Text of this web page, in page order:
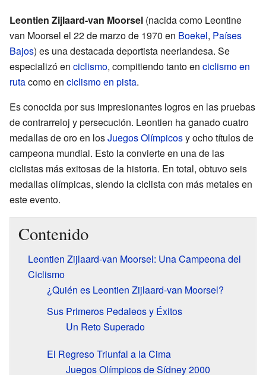
Leontien Zijlaard-van Moorsel (nacida como Leontine
van Moorsel el 22 de marzo de 1970 en Boekel, Países
Bajos) es una destacada deportista neerlandesa. Se
especializó en ciclismo, compitiendo tanto en ciclismo en
rutacomo en ciclismo en pista.
Es conocida por sus impresionantes logros en las pruebas
de contrarreloj y persecución. Leontien ha ganado cuatro
medallas de oro en losJuegos Olímpicosy ocho títulos de
campeona mundial. Esto la convierte en una de las
ciclistas más exitosas de la historia. En total, obtuvo seis
medallas olímpicas, siendo la ciclista con más metales en
este evento.
Contenido
Leontien Zijlaard-van Moorsel: Una Campeona del
Ciclismo
¿Quién es Leontien Zijlaard-van Moorsel?
Sus Primeros Pedaleos y Éxitos
Un Reto Superado
El Regreso Triunfal a la Cima
Juegos Olímpicos de Sídney 2000